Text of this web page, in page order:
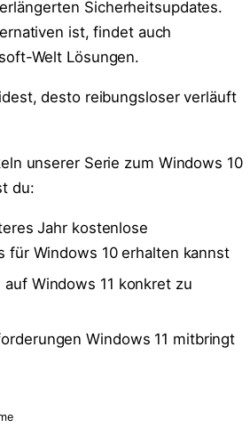
Sicherheitsupdates.
ist, findet auch
Welt Lösungen.
desto reibungsloser verläuft
unserer Serie zum Windows 10
du:
Jahr kostenlose
für Windows 10 erhalten kannst
Windows 11 konkret zu
Windows 11 mitbringt